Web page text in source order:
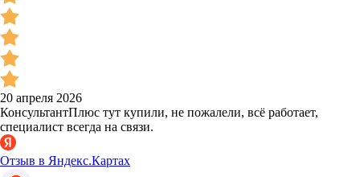
20 апреля 2026
КонсультантПлюс тут купили, не пожалели, всё работает,
специалист всегда на связи.
Отзыв в Яндекс.Картах